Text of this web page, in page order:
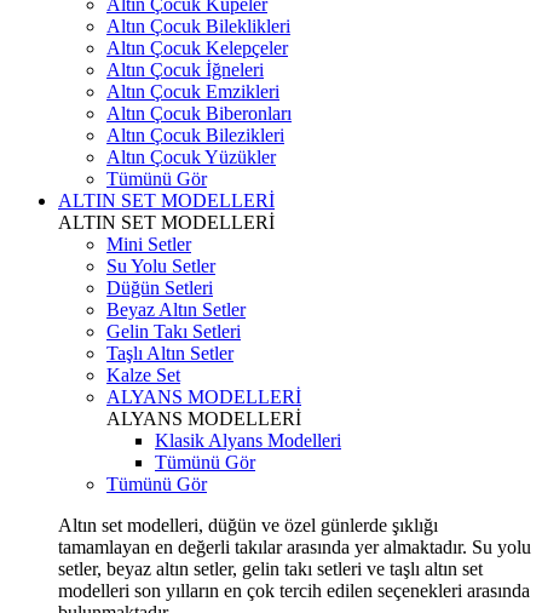
Altın Çocuk Küpeler
Altın Çocuk Bileklikleri
Altın Çocuk Kelepçeler
Altın Çocuk İğneleri
Altın Çocuk Emzikleri
Altın Çocuk Biberonları
Altın Çocuk Bilezikleri
Altın Çocuk Yüzükler
Tümünü Gör
ALTIN SET MODELLERİ
ALTIN SET MODELLERİ
Mini Setler
Su Yolu Setler
Düğün Setleri
Beyaz Altın Setler
Gelin Takı Setleri
Taşlı Altın Setler
Kalze Set
ALYANS MODELLERİ
ALYANS MODELLERİ
Klasik Alyans Modelleri
Tümünü Gör
Tümünü Gör
Altın set modelleri, düğün ve özel günlerde şıklığı
tamamlayan en değerli takılar arasında yer almaktadır. Su yolu
setler, beyaz altın setler, gelin takı setleri ve taşlı altın set
modelleri son yılların en çok tercih edilen seçenekleri arasında